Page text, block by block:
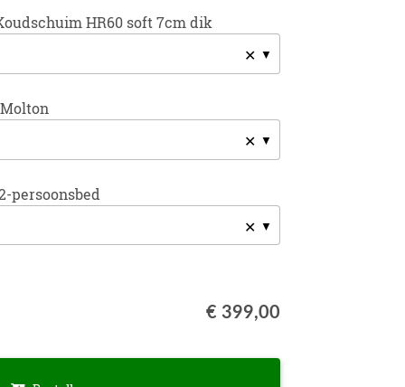
HR60 soft 7cm dik
✕
✕
persoonsbed
✕
€ 399,00